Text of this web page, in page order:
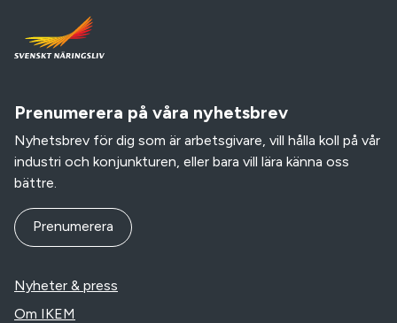
Prenumerera på våra nyhetsbrev
Nyhetsbrev för dig som är arbetsgivare, vill hålla koll på vår
industri och konjunkturen, eller bara vill lära känna oss
bättre.
Prenumerera
Nyheter & press
Om IKEM